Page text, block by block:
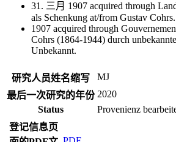
31. 三月 1907 acquired through
als Schenkung at/from Gustav Cohrs.
1907 acquired through
Cohrs (1864-1944) durch
Unbekannt.
研究人员姓名缩写
MJ
最后一次研究的年份 2020
Status
Provenienz
登记信息页